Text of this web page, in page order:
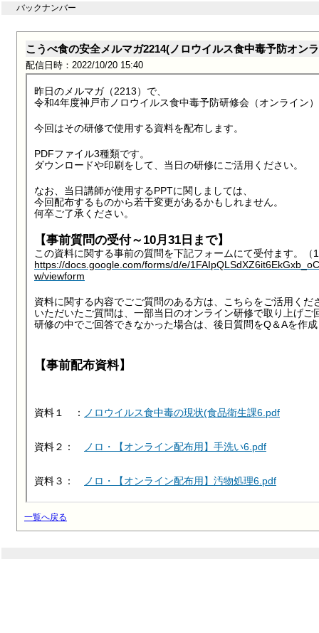
バックナンバー
こうべ食の安全メルマガ2214(ノロウイルス食中毒予防オン
配信日時：2022/10/20 15:40
一覧へ戻る